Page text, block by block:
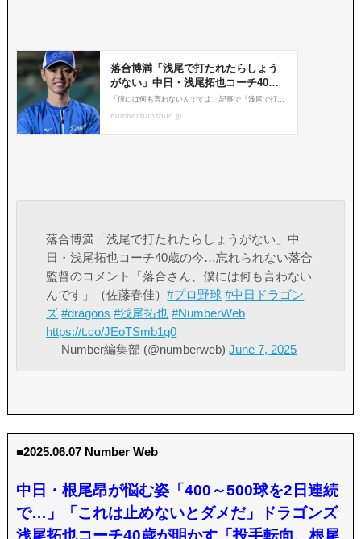
落合博満「浅尾で打たれたらしょうがない」中
日・浅尾拓也コーチ40歳の今…忘れられない落合
監督のコメント「落合さん、僕には何も言わない
んです」（佐藤春佳）#プロ野球 #中日ドラゴン
ズ #dragons #浅尾拓也 #NumberWeb
https://t.co/JEoTSmb1g0
— Number編集部 (@numberweb)June 7, 2025
■2025.06.07 Number Web
中日・根尾昂が悩む姿「400～500球を2日連続
で…」「これは止めないとダメだ」ドラゴンズ
浅尾拓也コーチ40歳が明かす「投手転向、根尾